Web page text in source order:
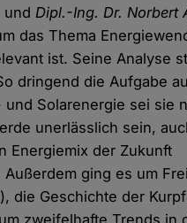
undDipl.-Ing. Dr. Norbert
das Thema
ist. Seine Analyse
dringend die Aufgabe
und Solarenergie sei sie
unerlässlich sein,
Energiemix der Zukunft
ging es um
die Geschichte der